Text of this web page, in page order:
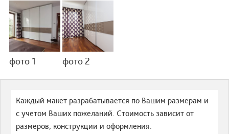
фото 1 фото 2
Каждый макет разрабатывается по Вашим размерам и
с учетом Ваших пожеланий. Стоимость зависит от
размеров, конструкции и оформления.